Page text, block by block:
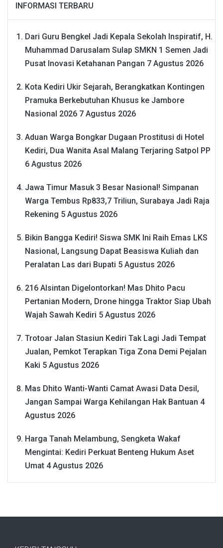
INFORMASI TERBARU
Dari Guru Bengkel Jadi Kepala Sekolah Inspiratif, H.
Muhammad Darusalam Sulap SMKN 1 Semen Jadi
Pusat Inovasi Ketahanan Pangan 7 Agustus 2026
Kota Kediri Ukir Sejarah, Berangkatkan Kontingen
Pramuka Berkebutuhan Khusus ke Jambore
Nasional 2026 7 Agustus 2026
Aduan Warga Bongkar Dugaan Prostitusi di Hotel
Kediri, Dua Wanita Asal Malang Terjaring Satpol PP
6 Agustus 2026
Jawa Timur Masuk 3 Besar Nasional! Simpanan
Warga Tembus Rp833,7 Triliun, Surabaya Jadi Raja
Rekening 5 Agustus 2026
Bikin Bangga Kediri! Siswa SMK Ini Raih Emas LKS
Nasional, Langsung Dapat Beasiswa Kuliah dan
Peralatan Las dari Bupati 5 Agustus 2026
216 Alsintan Digelontorkan! Mas Dhito Pacu
Pertanian Modern, Drone hingga Traktor Siap Ubah
Wajah Sawah Kediri 5 Agustus 2026
Trotoar Jalan Stasiun Kediri Tak Lagi Jadi Tempat
Jualan, Pemkot Terapkan Tiga Zona Demi Pejalan
Kaki 5 Agustus 2026
Mas Dhito Wanti-Wanti Camat Awasi Data Desil,
Jangan Sampai Warga Kehilangan Hak Bantuan 4
Agustus 2026
Harga Tanah Melambung, Sengketa Wakaf
Mengintai: Kediri Perkuat Benteng Hukum Aset
Umat 4 Agustus 2026